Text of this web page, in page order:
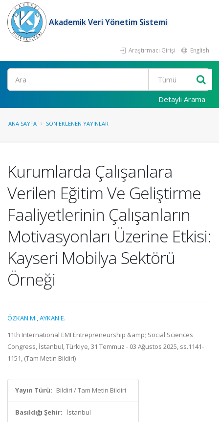
Akademik Veri Yönetim Sistemi
Araştırmacı Girişi English
Ara
Detaylı Arama
ANA SAYFA SON EKLENEN YAYINLAR
Kurumlarda Çalışanlara
Verilen Eğitim Ve Geliştirme
Faaliyetlerinin Çalışanların
Motivasyonları Üzerine Etkisi:
Kayseri Mobilya Sektörü
Örneği
ÖZKAN M.,AYKAN E.
11th International EMI Entrepreneurship &amp; Social Sciences
Congress, İstanbul, Türkiye, 31 Temmuz - 03 Ağustos 2025, ss.1141-
1151, (Tam Metin Bildiri)
Yayın Türü: Bildiri / Tam Metin Bildiri
Basıldığı Şehir: İstanbul